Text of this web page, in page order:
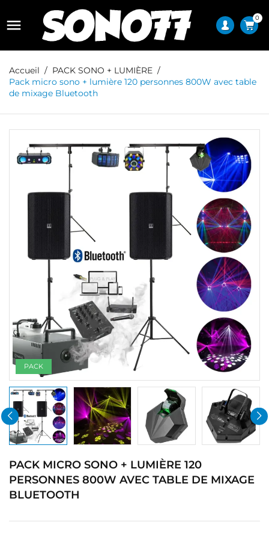
 0
Accueil
PACK SONO + LUMIÈRE
Pack micro sono + lumière 120 personnes 800W avec table
de mixage Bluetooth
PACK
PACK MICRO SONO + LUMIÈRE 120
PERSONNES 800W AVEC TABLE DE MIXAGE
BLUETOOTH